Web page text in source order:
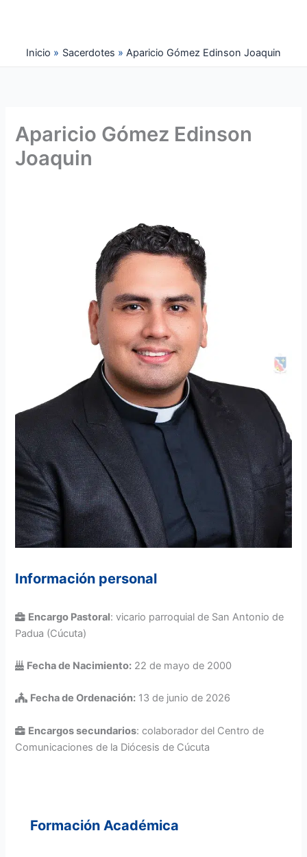
Inicio
Sacerdotes Aparicio Gómez Edinson Joaquin
Aparicio Gómez Edinson
Joaquin
Información personal
Encargo Pastoral: vicario parroquial de San Antonio de
Padua (Cúcuta)
Fecha de Nacimiento: 22 de mayo de 2000
Fecha de Ordenación: 13 de junio de 2026
Encargos secundarios: colaborador del Centro de
Comunicaciones de la Diócesis de Cúcuta
Formación Académica